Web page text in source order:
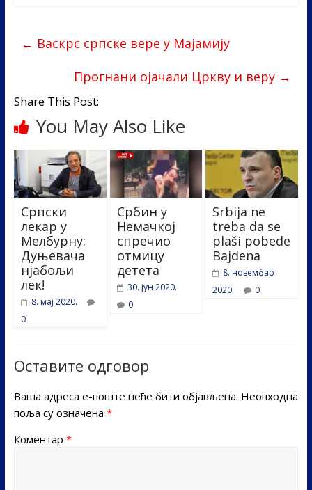
o
k
dI
n
← Васкрс српске вере у Мајамију
Прогнани ојачали Цркву и веру →
Share This Post:
You May Also Like
Српски
лекар у
Мелбурну:
Дуњевача
нјабољи
лек!
8. мај 2020.
0
Србин у
Немачкој
спречио
отмицу
детета
30. јун 2020.
0
Srbija ne
treba da se
plaši pobede
Bajdena
8. новембар
2020.
0
Оставите одговор
Ваша адреса е-поште неће бити објављена. Неопходна
поља су означена *
Коментар *